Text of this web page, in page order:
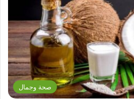
صحة وجمال